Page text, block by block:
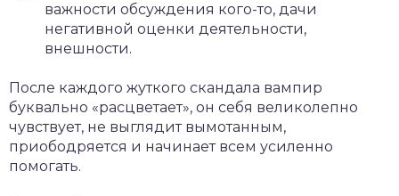
важности обсуждения кого-то, дачи
негативной оценки деятельности,
внешности.
После каждого жуткого скандала вампир
буквально «расцветает», он себя великолепно
чувствует, не выглядит вымотанным,
приободряется и начинает всем усиленно
помогать.